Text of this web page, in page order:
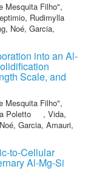
Mesquita Filho",
Rudimylla
Noé, Garcia,
into an Al-
Scale, and
Mesquita Filho",
Poletto , Vida,
, Garcia, Amauri,
to-Cellular
Al-Mg-Si